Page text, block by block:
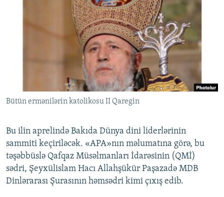
FOTOQALEREYA
OXU ZALI
AZƏRBAYCAN ƏDƏBIYYATI KITABXANASI
İSLAM VƏ DEMOKRATIYA
İZ - MƏDƏNIYYƏT PROQRAMI
HAQQIMIZDA
PEŞƏ ETIKASI VƏ JURNALISTIKA STANDARTLARIMIZ
MATERIALLARIMIZDAN ISTIFADƏ
AZADLIQRADIOSU MOBIL TELEFONUNUZDA
XƏBƏR BÜLLETENLƏRIMIZ
RFE/RL-in bütün saytları
Bütün ermənilərin katolikosu II Qaregin
Bu ilin aprelində Bakıda Dünya dini liderlərinin
sammiti keçiriləcək. «APA»nın məlumatına görə, bu
təşəbbüslə Qafqaz Müsəlmanları İdarəsinin (QMİ)
sədri, Şeyxülislam Hacı Allahşükür Paşazadə MDB
Dinlərarası Şurasının həmsədri kimi çıxış edib.